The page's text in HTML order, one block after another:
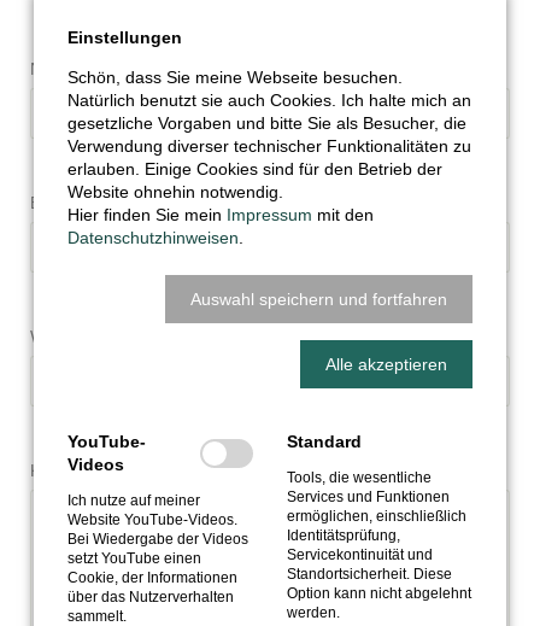
Pflichtfeld
Name*
Pflichtfeld
E-Mail (wird nicht veröffentlicht)*
Webseite
Pflichtfeld
Kommentar*
Einstellungen
Schön, dass Sie meine Webseite besuchen.
Natürlich benutzt sie auch Cookies. Ich halte mich an
gesetzliche Vorgaben und bitte Sie als Besucher, die
Verwendung diverser technischer Funktionalitäten zu
erlauben. Einige Cookies sind für den Betrieb der
Website ohnehin notwendig.
Hier finden Sie mein Impressum mit den
Datenschutzhinweisen
Auswahl speichern und fortfahren
Alle akzeptieren
YouTube-
Videos
Ich nutze auf meiner
Website YouTube-Videos.
Bei Wieder­gabe der Videos
setzt YouTube einen
Cookie, der Informa­tionen
über das Nutzer­verhalten
sammelt.
Standard
Tools, die wesentliche
Services und Funktionen
ermöglichen, einschließlich
Identitätsprüfung,
Servicekontinuität und
Standortsicherheit. Diese
Option kann nicht abgelehnt
werden.